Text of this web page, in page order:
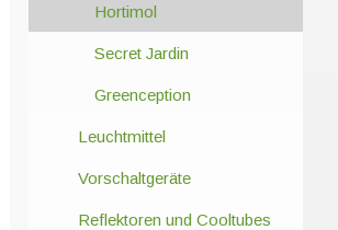
Hortimol
Secret Jardin
Greenception
Leuchtmittel
Vorschaltgeräte
Reflektoren und Cooltubes